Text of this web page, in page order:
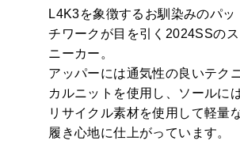
L4K3を象徴するお馴染みのパッ
チワークが目を引く2024SSのス
ニーカー。
アッパーには通気性の良いテク
カルニットを使用し、ソールに
リサイクル素材を使用して軽量
履き心地に仕上がっています。